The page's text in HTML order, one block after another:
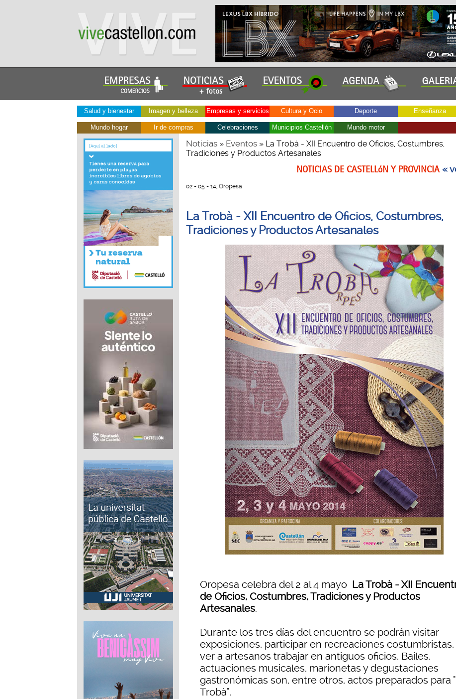
Salud y bienestar Imagen y belleza Empresas y servicios Cultura y Ocio Deporte Enseñanza
Mundo hogar Ir de compras Celebraciones Municipios Castellón Mundo motor
Noticias» Eventos» La Trobà - XII Encuentro de Oficios, Costumbres,
Tradiciones y Productos Artesanales
NOTICIAS DE CASTELLóN Y PROVINCIA«
02 - 05 - 14, Oropesa
La Trobà - XII Encuentro de Oficios, Costumbres,
Tradiciones y Productos Artesanales
Oropesa celebra del 2 al 4 mayo La Trobà - XII
de Oficios, Costumbres, Tradiciones y Productos
Artesanales.
Durante los tres días del encuentro se podrán visitar
exposiciones, participar en recreaciones costumbristas,
ver a artesanos trabajar en antiguos oficios. Bailes,
actuaciones musicales, marionetas y degustaciones
gastronómicas son, entre otros, actos preparados para
Trobà".